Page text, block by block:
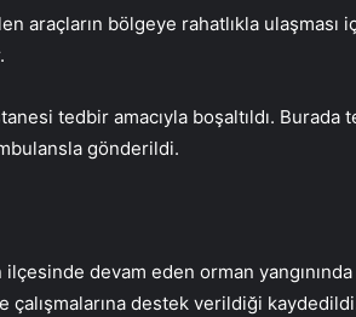
araçların bölgeye rahatlıkla ulaşması
tedbir amacıyla boşaltıldı. Burada
gönderildi.
ilçesinde devam eden orman
çalışmalarına destek verildiği